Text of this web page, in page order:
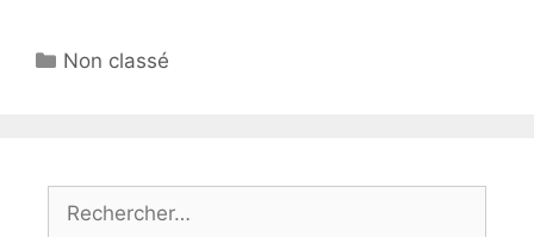
Catégories
Non classé